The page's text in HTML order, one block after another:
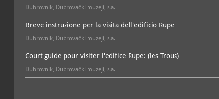
Dubrovnik, Dubrovački muzeji, s.a.
Breve instruzione per la visita dell'edificio Rupe
Dubrovnik, Dubrovački muzeji, s.a.
Court guide pour visiter l'edifice Rupe: (les Trous)
Dubrovnik, Dubrovački muzeji, s.a.